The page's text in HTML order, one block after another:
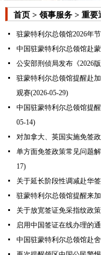
首页 > 领事服务 > 重要
驻蒙特利尔总领馆2026年
中国驻蒙特利尔总领馆赴
公安部刑侦局发布《2026
驻蒙特利尔总领馆提醒赴
观赛(2026-05-29)
中国驻蒙特利尔总领馆提
05-14)
对加拿大、英国实施免签
单方面免签政策常见问题解
17)
关于延长阶段性调减赴华
驻蒙特利尔总领馆提醒来
关于放宽签证免采指纹政
启用中国签证在线办理的
中国驻蒙特利尔总领馆赴